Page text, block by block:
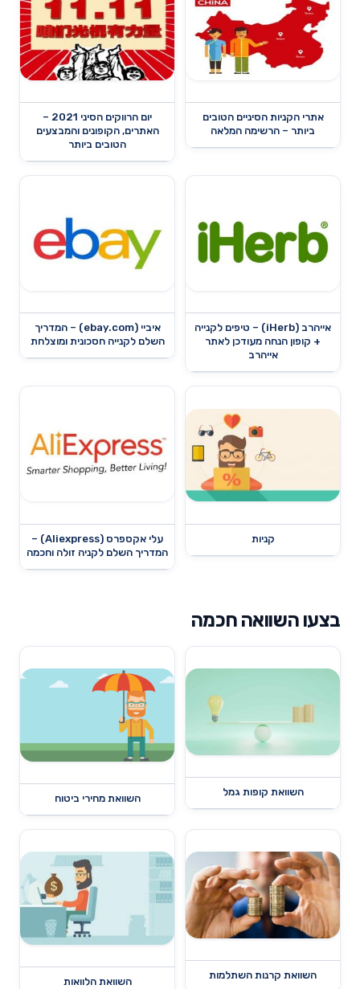
אתרי הקניות הסיניים הטובים
ביותר – הרשימה המלאה
יום הרווקים הסיני 2021 –
האתרים, הקופונים והמבצעים
הטובים ביותר
אייהרב (iHerb) – טיפים לקנייה
+ קופון הנחה מעודכן לאתר
אייהרב
איביי (ebay.com) – המדריך
השלם לקנייה חסכונית ומוצלחת
קניות
עלי אקספרס (Aliexpress) –
המדריך השלם לקניה זולה וחכמה
בצעו השוואה חכמה
השוואת קופות גמל
השוואת מחירי ביטוח
השוואת קרנות השתלמות
השוואת הלוואות